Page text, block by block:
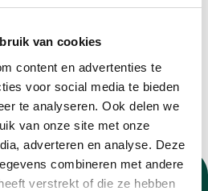
van cookies
content en advertenties te
voor social media te bieden
te analyseren. Ook delen we
van onze site met onze
adverteren en analyse. Deze
combineren met andere
verstrekt of die ze hebben